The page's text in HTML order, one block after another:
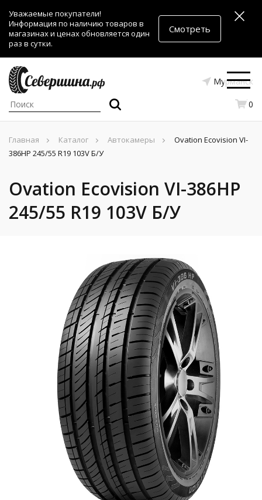
Уважаемые покупатели!
Информация по наличию товаров в
магазинах и ценах обновляется один
раз в сутки.
Смотреть
Мурманск
0
Главная Каталог Автокамеры
Ovation Ecovision VI-
386HP 245/55 R19 103V Б/У
Ovation Ecovision VI-386HP
245/55 R19 103V Б/У